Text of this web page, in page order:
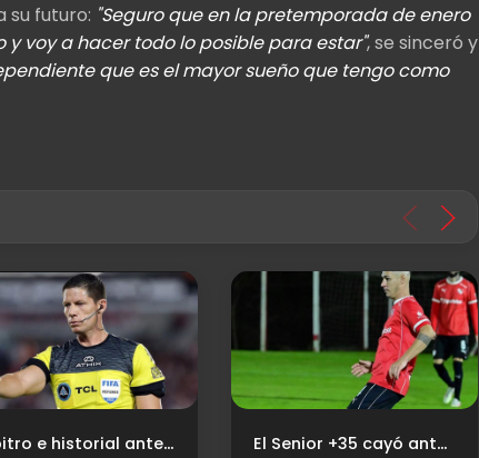
su futuro: "Seguro que en la pretemporada de enero
y voy a hacer todo lo posible para estar", se sinceró y
que es el mayor sueño que tengo como
Árbitro e historial ante Platense El Senior +35 cayó ante Tigre en un duelo intenso